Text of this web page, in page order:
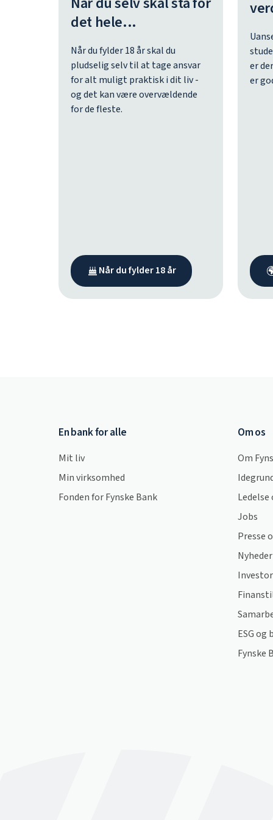
det hele...
Når du fylder 18 år skal du
pludselig selv til at tage ansvar
for alt muligt praktisk i dit liv -
og det kan være overvældende
for de fleste.
Når du fylder 18 år
er
er
En bank for alle
Mit liv
Min virksomhed
Fonden for Fynske Bank
Om os
Om
Jobs
Presse
Nyheder
ESG
Fynske